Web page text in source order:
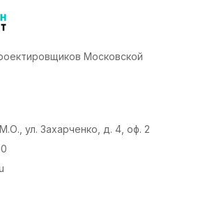
Московской
ул. Захарченко, д. 4, оф. 2